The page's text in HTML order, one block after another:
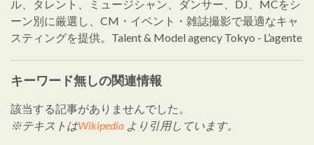
ル、タレント、ミュージシャン、ダンサー、DJ、MCをシ
ーン別に厳選し、CM・イベント・雑誌撮影で最適なキャ
スティングを提供。Talent & Model agency Tokyo - L’agente
キーワード無しの関連情報
該当する記事がありませんでした。
※テキストはWikipedia より引用しています。